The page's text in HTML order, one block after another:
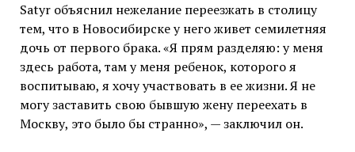
Satyr объяснил нежелание переезжать в столицу
тем, что в Новосибирске у него живет семилетняя
дочь от первого брака. «Я прям разделяю: у меня
здесь работа, там у меня ребенок, которого я
воспитываю, я хочу участвовать в ее жизни. Я не
могу заставить свою бывшую жену переехать в
Москву, это было бы странно», — заключил он.